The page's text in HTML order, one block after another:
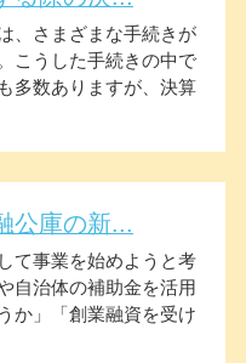
、さまざまな手続きが
こうした手続きの中で
多数ありますが、決算
公庫の新...
て事業を始めようと考
自治体の補助金を活用
か」「創業融資を受け